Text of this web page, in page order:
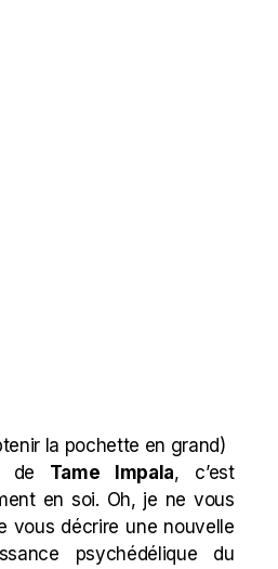
la pochette en grand)
de Tame Impala, c’est
en soi. Oh, je ne vous
vous décrire une nouvelle
psychédélique du